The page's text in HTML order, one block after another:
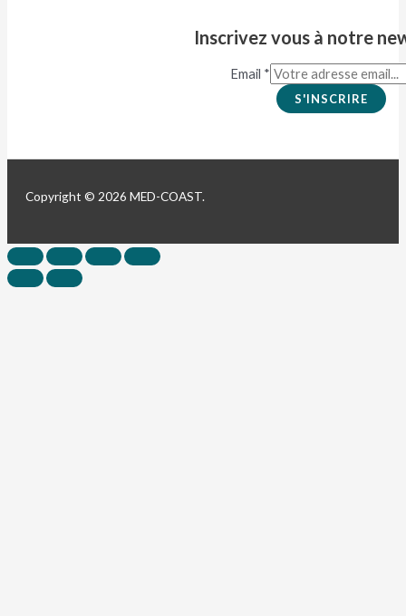
Inscrivez vous à notre
Email *
S'INSCRIRE
Copyright © 2026 MED-COAST.